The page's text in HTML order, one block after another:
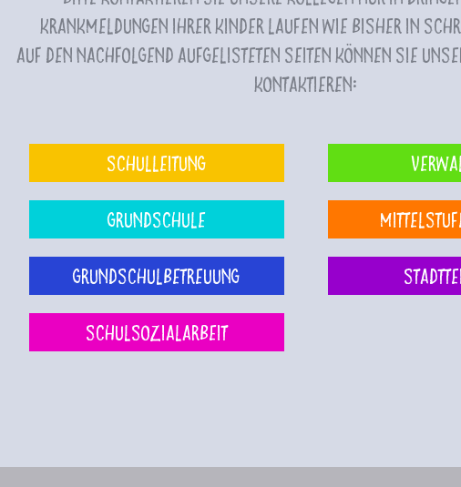
Krankmeldungen Ihrer Kinder laufen wie bisher in
Auf den nachfolgend aufgelisteten Seiten können Sie
kontaktieren:
Schulleitung
Grundschule
Grundschulbetreuung
Schulsozialarbeit